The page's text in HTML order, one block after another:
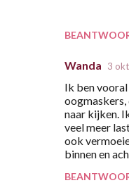
Wanda 3
Ik ben
oogmaskers,
naar kijken.
veel meer
ook
binnen en